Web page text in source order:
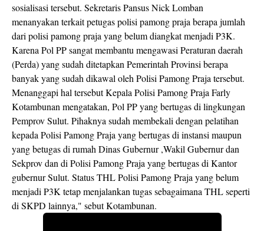
sosialisasi tersebut. Sekretaris Pansus Nick Lomban
menanyakan terkait petugas polisi pamong praja berapa jumlah
dari polisi pamong praja yang belum diangkat menjadi P3K.
Karena Pol PP sangat membantu mengawasi Peraturan daerah
(Perda) yang sudah ditetapkan Pemerintah Provinsi berapa
banyak yang sudah dikawal oleh Polisi Pamong Praja tersebut.
Menanggapi hal tersebut Kepala Polisi Pamong Praja Farly
Kotambunan mengatakan, Pol PP yang bertugas di lingkungan
Pemprov Sulut. Pihaknya sudah membekali dengan pelatihan
kepada Polisi Pamong Praja yang bertugas di instansi maupun
yang betugas di rumah Dinas Gubernur ,Wakil Gubernur dan
Sekprov dan di Polisi Pamong Praja yang bertugas di Kantor
gubernur Sulut. Status THL Polisi Pamong Praja yang belum
menjadi P3K tetap menjalankan tugas sebagaimana THL seperti
di SKPD lainnya," sebut Kotambunan.